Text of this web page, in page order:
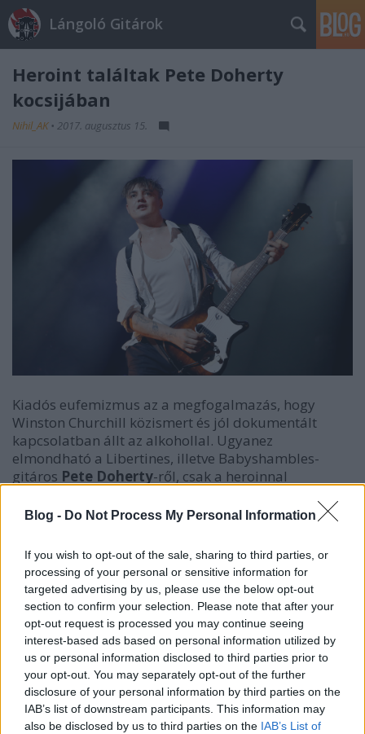
Blog - Do Not Process My Personal Information
If you wish to opt-out of the sale, sharing to third parties, or
processing of your personal or sensitive information for
targeted advertising by us, please use the below opt-out
section to confirm your selection. Please note that after your
opt-out request is processed you may continue seeing
interest-based ads based on personal information utilized by
us or personal information disclosed to third parties prior to
your opt-out. You may separately opt-out of the further
disclosure of your personal information by third parties on the
IAB’s list of downstream participants. This information may
also be disclosed by us to third parties on the IAB’s List of
Lángoló Gitárok
Heroint találtak Pete Doherty
kocsijában
Nihil_AK • 2017. augusztus 15.
Kiadós eufemizmus az a megfogalmazás, hogy
Winston Churchill közismert és jól dokumentált
kapcsolatban állt az alkohollal. Ugyanez
elmondható a Libertines, illetve Babyshambles-
gitáros Pete Doherty-ről, csak a heroinnal
Olaszországon autózott keresztül, amikor egy
bár ahhoz nem eleget, hogy vádat emeljenek,
ugyanis mindössze egy gramm heroin és fél gramm
demerol került elő a gépjárműből. A hír különösen
azért szomorú, mert Doherty a Bataclan tavalyi
újramegnyitásakor adott koncertje előtt azt
nyilatkozta, hogy már tiszta, és már nem opiátfüggő.
Reméljük, csak arról van szó, hogy nem takarította ki
azóta az autóját. A folytatásban megnézhettek egy
videót a Babyshamblestől, csak hogy legyen zenei
vonatkozása a hírnek!